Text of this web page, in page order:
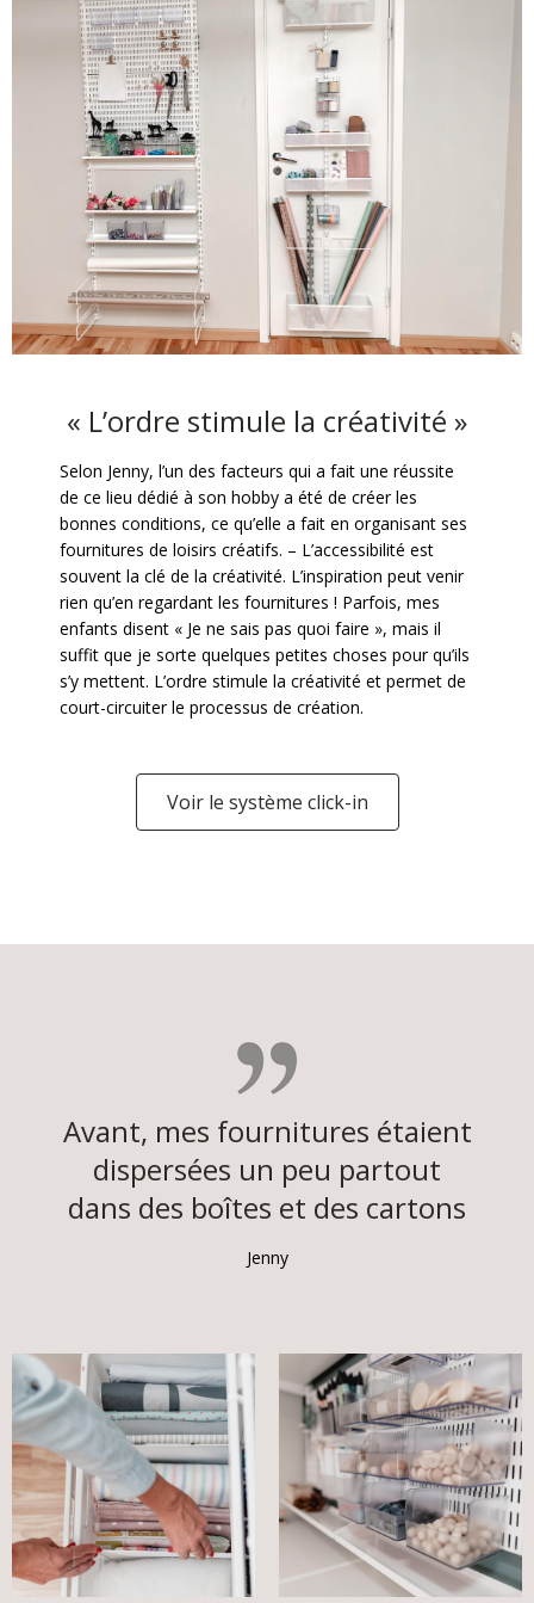
« L’ordre stimule la créativité »
Selon Jenny, l’un des facteurs qui a fait une réussite
de ce lieu dédié à son hobby a été de créer les
bonnes conditions, ce qu’elle a fait en organisant ses
fournitures de loisirs créatifs. – L’accessibilité est
souvent la clé de la créativité. L’inspiration peut venir
rien qu’en regardant les fournitures ! Parfois, mes
enfants disent « Je ne sais pas quoi faire », mais il
suffit que je sorte quelques petites choses pour qu’ils
s’y mettent. L’ordre stimule la créativité et permet de
court-circuiter le processus de création.
Voir le système click-in
Avant, mes fournitures étaient
dispersées un peu partout
dans des boîtes et des cartons
Jenny